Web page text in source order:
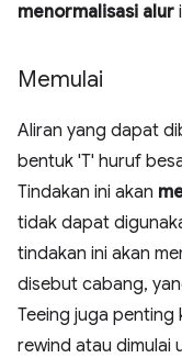
menormalisasi alur
Memulai
Aliran yang dapat
bentuk 'T' huruf
Tindakan ini akan
tidak dapat
tindakan ini akan
disebut cabang,
Teeing juga
rewind atau dimulai